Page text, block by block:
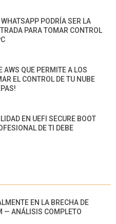
PODRÍA SER LA
PARA TOMAR CONTROL
AWS QUE PERMITE A LOS
EL CONTROL DE TU NUBE
EN UEFI SECURE BOOT
DE TI DEBE
EN LA BRECHA DE
— ANÁLISIS COMPLETO